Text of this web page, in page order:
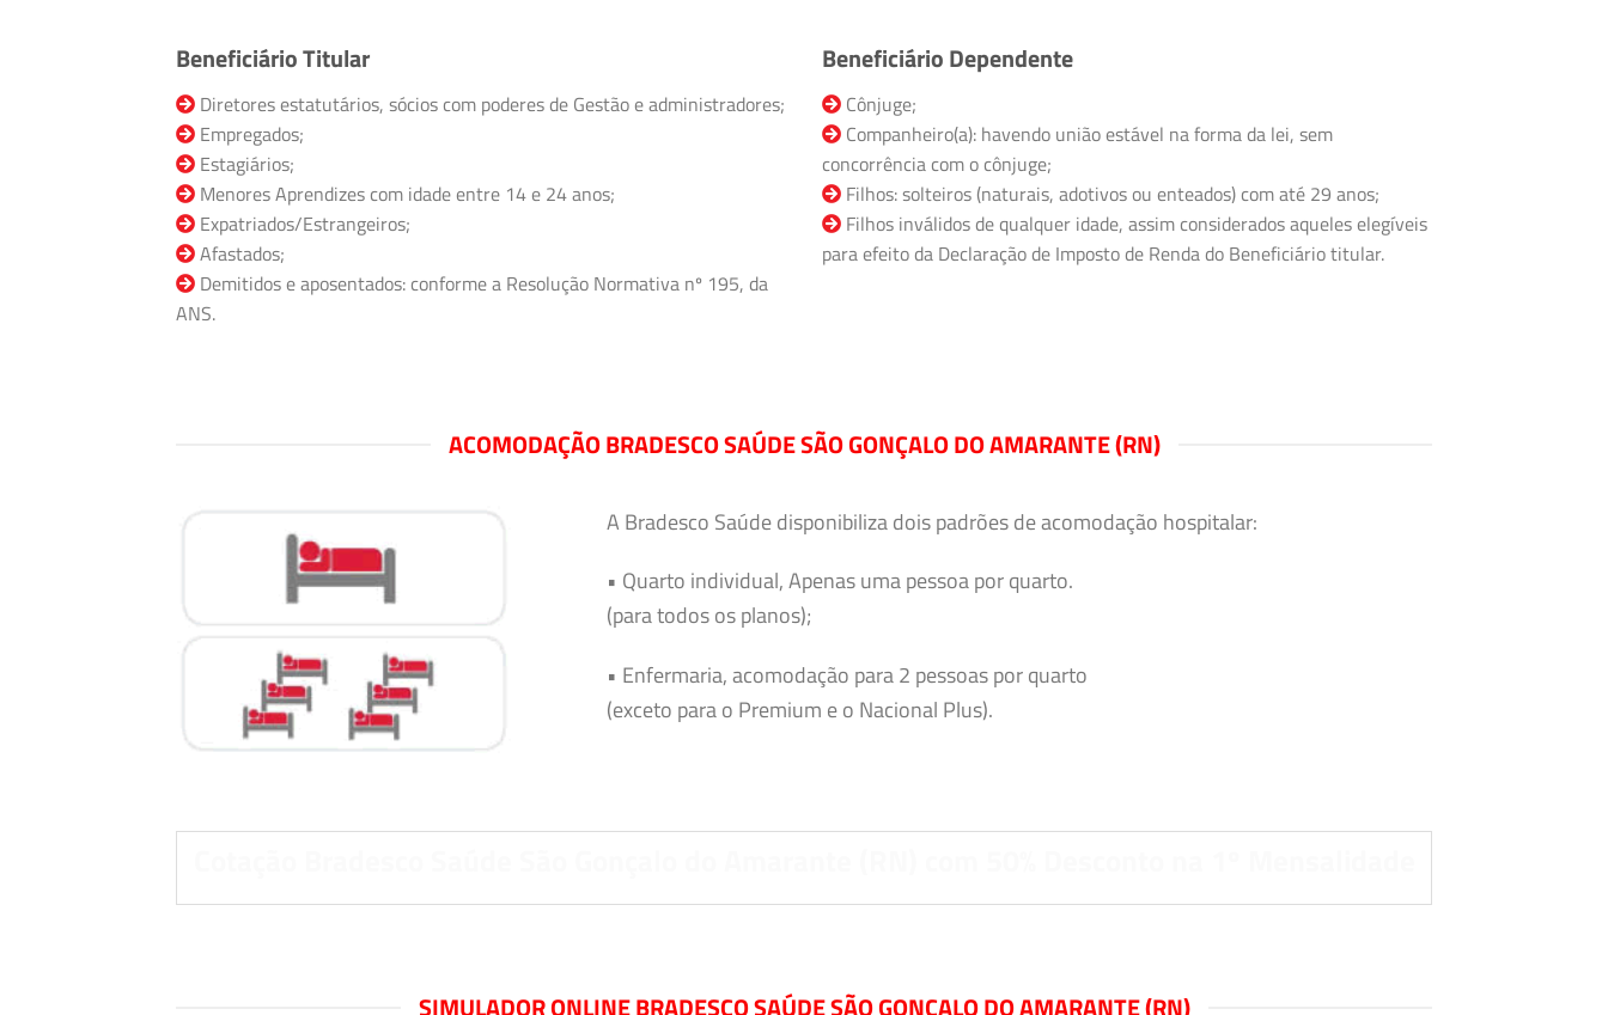
Beneficiário Titular
Diretores estatutários, sócios com poderes de Gestão e administradores;
Empregados;
Estagiários;
Menores Aprendizes com idade entre 14 e 24 anos;
Expatriados/Estrangeiros;
Afastados;
Demitidos e aposentados: conforme a Resolução Normativa nº 195, da
ANS.
Beneficiário Dependente
Cônjuge;
Companheiro(a): havendo união estável na forma da lei, sem
concorrência com o cônjuge;
Filhos: solteiros (naturais, adotivos ou enteados) com até 29 anos;
Filhos inválidos de qualquer idade, assim considerados aqueles elegíveis
para efeito da Declaração de Imposto de Renda do Beneficiário titular.
ACOMODAÇÃO BRADESCO SAÚDE SÃO GONÇALO DO AMARANTE (RN)
A Bradesco Saúde disponibiliza dois padrões de acomodação hospitalar:
• Quarto individual, Apenas uma pessoa por quarto.
(para todos os planos);
• Enfermaria, acomodação para 2 pessoas por quarto
(exceto para o Premium e o Nacional Plus).
SIMULADOR ONLINE BRADESCO SAÚDE SÃO GONÇALO DO AMARANTE (RN)